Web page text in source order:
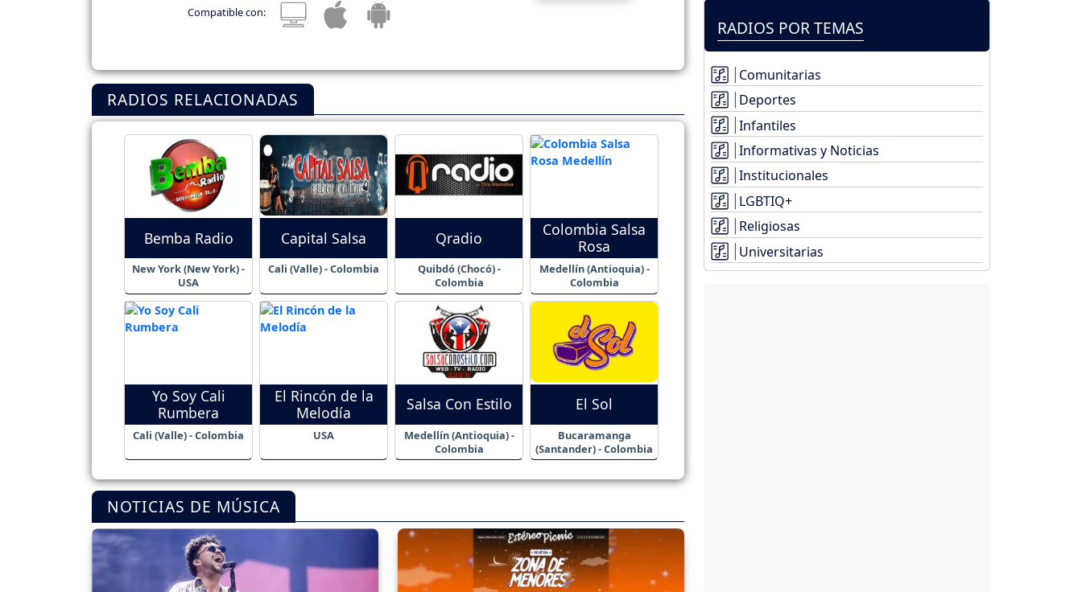
Compatible con:
RADIOS RELACIONADAS
Bemba Radio
New York (New York) -
USA
Capital Salsa
Cali (Valle) - Colombia
Qradio
Quibdó (Chocó) -
Colombia
Colombia Salsa
Rosa
Medellín (Antioquia) -
Colombia
Yo Soy Cali
Rumbera
Cali (Valle) - Colombia
El Rincón de la
Melodía
USA
Salsa Con Estilo
Medellín (Antioquia) -
Colombia
El Sol
Bucaramanga
(Santander) - Colombia
NOTICIAS DE MÚSICA
RADIOS POR TEMAS
Comunitarias
Deportes
Infantiles
Informativas y Noticias
Institucionales
LGBTIQ+
Religiosas
Universitarias